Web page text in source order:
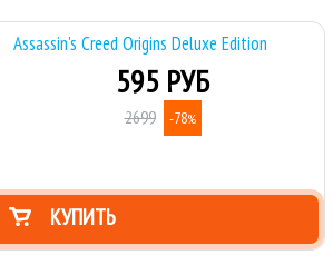
Assassin's Creed Origins Deluxe Edition
595 РУБ
2699 -78%
КУПИТЬ